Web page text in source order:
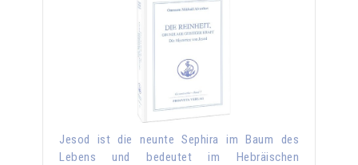
Jesod ist die neunte Sephira im Baum des
Lebens und bedeutet im Hebräischen